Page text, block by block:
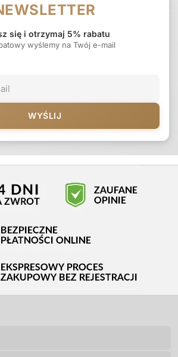
się i otrzymaj 5% rabatu
wyślemy na Twój e-mail
WYŚLIJ